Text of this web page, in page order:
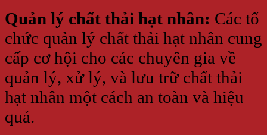
Quản lý chất thải hạt nhân: Các tổ
chức quản lý chất thải hạt nhân cung
cấp cơ hội cho các chuyên gia về
quản lý, xử lý, và lưu trữ chất thải
hạt nhân một cách an toàn và hiệu
quả.